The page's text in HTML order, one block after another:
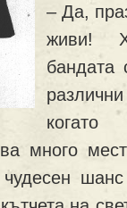
– Да,
живи!
бандата
много